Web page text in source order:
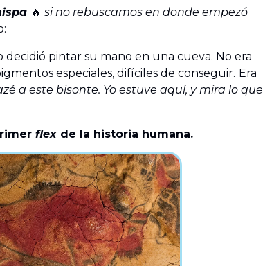
🔥 si no rebuscamos en donde empezó
pintar su mano en una cueva. No era
especiales, difíciles de conseguir. Era
a este bisonte. Yo estuve aquí, y mira lo que
flex de la historia humana.